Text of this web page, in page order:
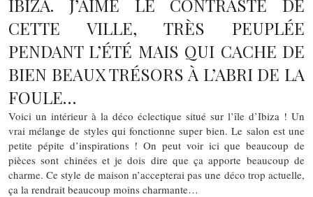
IBIZA. J’AIME LE CONTRASTE DE
CETTE VILLE, TRÈS PEUPLÉE
PENDANT L’ÉTÉ MAIS QUI CACHE DE
BIEN BEAUX TRÉSORS À L’ABRI DE LA
FOULE…
Voici un intérieur à la déco éclectique situé sur l’île d’Ibiza ! Un
vrai mélange de styles qui fonctionne super bien. Le salon est une
petite pépite d’inspirations ! On peut voir ici que beaucoup de
pièces sont chinées et je dois dire que ça apporte beaucoup de
charme. Ce style de maison n’accepterai pas une déco trop actuelle,
ça la rendrait beaucoup moins charmante…